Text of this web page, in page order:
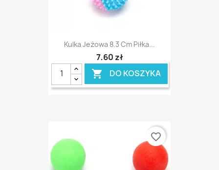
Kulka Jeżowa 8.3 Cm Piłka...
7,60 zł
 DO KOSZYKA
favorite_border